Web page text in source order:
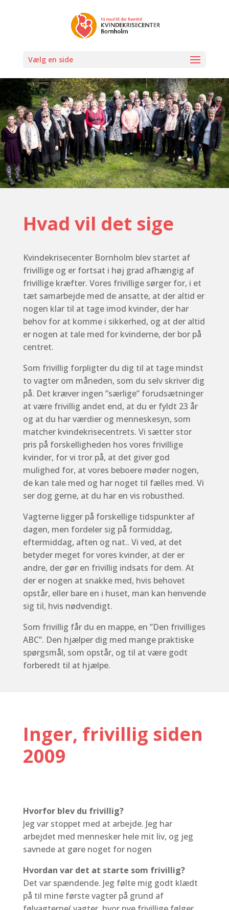
Vælg en side
Hvad vil det sige
Kvindekrisecenter Bornholm blev startet af
frivillige og er fortsat i høj grad afhængig af
frivillige kræfter. Vores frivillige sørger for, i et
tæt samarbejde med de ansatte, at der altid er
nogen klar til at tage imod kvinder, der har
behov for at komme i sikkerhed, og at der altid
er nogen at tale med for kvinderne, der bor på
centret.
Som frivillig forpligter du dig til at tage mindst
to vagter om måneden, som du selv skriver dig
på. Det kræver ingen ”særlige” forudsætninger
at være frivillig andet end, at du er fyldt 23 år
og at du har værdier og menneskesyn, som
matcher kvindekrisecentrets. Vi sætter stor
pris på forskelligheden hos vores frivillige
kvinder, for vi tror på, at det giver god
mulighed for, at vores beboere møder nogen,
de kan tale med og har noget til fælles med. Vi
ser dog gerne, at du har en vis robusthed.
Vagterne ligger på forskellige tidspunkter af
dagen, men fordeler sig på formiddag,
eftermiddag, aften og nat.. Vi ved, at det
betyder meget for vores kvinder, at der er
andre, der gør en frivillig indsats for dem. At
der er nogen at snakke med, hvis behovet
opstår, eller bare en i huset, man kan henvende
sig til, hvis nødvendigt.
Som frivillig får du en mappe, en ”Den frivilliges
ABC”. Den hjælper dig med mange praktiske
spørgsmål, som opstår, og til at være godt
forberedt til at hjælpe.
Inger, frivillig siden
2009
Hvorfor blev du frivillig?
Jeg var stoppet med at arbejde. Jeg har
arbejdet med mennesker hele mit liv, og jeg
savnede at gøre noget for nogen
Hvordan var det at starte som frivillig?
Det var spændende. Jeg følte mig godt klædt
på til mine første vagter på grund af